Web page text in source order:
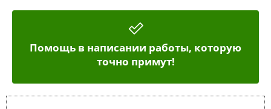
Помощь в написании работы, которую
точно примут!